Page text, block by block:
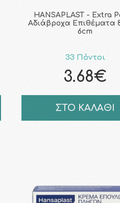
HANSAPLAST - Extra
Αδιάβροχα Επιθέματα
6cm
33 Πόντοι
3.68€
ΣΤΟ ΚΑΛΑΘΙ